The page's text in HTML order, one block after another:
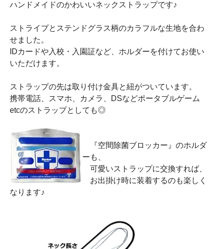
ハンドメイドのかわいいネックストラップです♪
ストライプとステンドグラス柄のカラフルな生地を合わ
せました。
IDカードや入校・入園証など、ホルダーを付けてお使い
いただけます。
ストラップの先は取り付け金具と紐がついています。
携帯電話、スマホ、カメラ、DSなどポータブルゲーム
etcのストラップとしても◎
『空間除菌ブロッカー』のホルダ
ーも、
可愛いストラップに交換すれば、
お出掛け時に装着するのも楽しく
なります♪